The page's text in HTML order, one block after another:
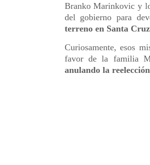
Branko Marinkovic y
del gobierno para
terreno en Santa Cruz
Curiosamente, esos
favor de la familia
anulando la